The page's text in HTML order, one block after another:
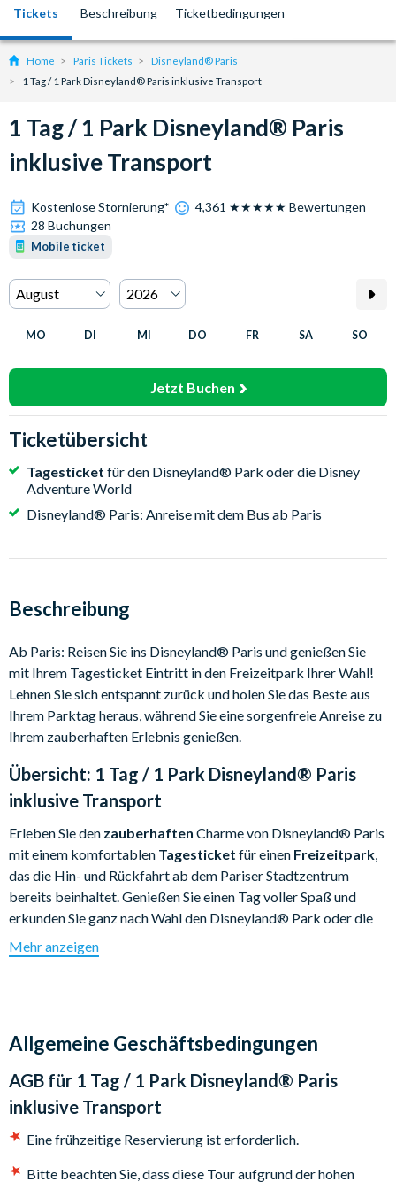
Tickets Beschreibung Ticketbedingungen
Home Paris Tickets
Disneyland® Paris
1 Tag / 1 Park Disneyland® Paris inklusive Transport
1 Tag / 1 Park Disneyland® Paris
inklusive Transport
Kostenlose Stornierung*
4,361 ★★★★★ Bewertungen
28 Buchungen
Mobile ticket
MO DI MI DO FR SA SO
Jetzt Buchen
Ticketübersicht
Tagesticket für den Disneyland® Park oder die Disney
Adventure World
Disneyland® Paris: Anreise mit dem Bus ab Paris
Beschreibung
Ab Paris: Reisen Sie ins Disneyland® Paris und genießen Sie
mit Ihrem Tagesticket Eintritt in den Freizeitpark Ihrer Wahl!
Lehnen Sie sich entspannt zurück und holen Sie das Beste aus
Ihrem Parktag heraus, während Sie eine sorgenfreie Anreise zu
Ihrem zauberhaften Erlebnis genießen.
Übersicht: 1 Tag / 1 Park Disneyland® Paris
inklusive Transport
Erleben Sie den zauberhaften Charme von Disneyland® Paris
mit einem komfortablen Tagesticket für einen Freizeitpark,
das die Hin- und Rückfahrt ab dem Pariser Stadtzentrum
bereits beinhaltet. Genießen Sie einen Tag voller Spaß und
erkunden Sie ganz nach Wahl den Disneyland® Park oder die
Disney Adventure World. Entdecken Sie
Attraktionen,atemberaubende
einem derzauberhaftestenOrte der Welt.
DISNEYLAND® PARK
Betreten Sie eine Welt, in der das ganze Jahr über
Faszination herrschten. Rund um das majestätische Sleeping
detailreichen undzauberhaften Themenbereichen.
Mehr anzeigen
Allgemeine Geschäftsbedingungen
AGB für 1 Tag / 1 Park Disneyland® Paris
inklusive Transport
Eine frühzeitige Reservierung ist erforderlich.
Bitte beachten Sie, dass diese Tour aufgrund der hohen